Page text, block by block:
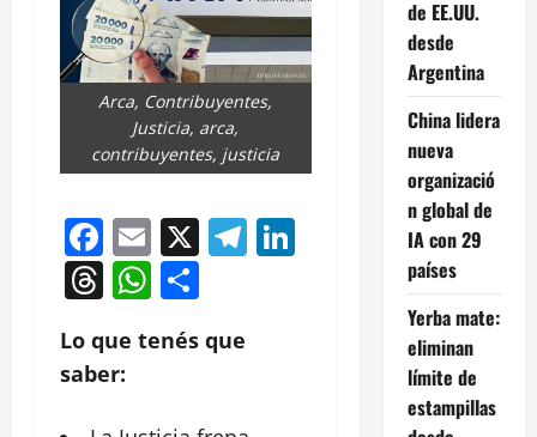
Arca, Contribuyentes,
Justicia, arca,
contribuyentes, justicia
Facebook
Email
X Telegram
LinkedIn
Threads
WhatsApp
Lo que tenés que
saber:
de EE.UU.
desde
Argentina
China lidera
nueva
organizació
n global de
IA con 29
países
Yerba mate:
eliminan
límite de
estampillas